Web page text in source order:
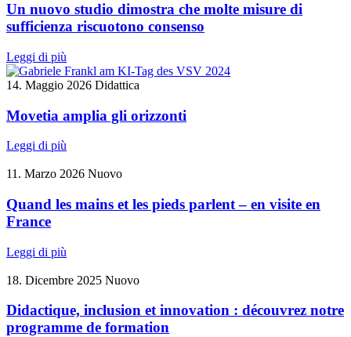
Un nuovo studio dimostra che molte misure di
sufficienza riscuotono consenso
Leggi di più
14. Maggio 2026 Didattica
Movetia amplia gli orizzonti
Leggi di più
11. Marzo 2026 Nuovo
Quand les mains et les pieds parlent – en visite en
France
Leggi di più
18. Dicembre 2025 Nuovo
Didactique, inclusion et innovation : découvrez notre
programme de formation